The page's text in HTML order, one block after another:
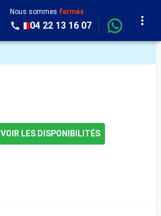
Nous sommes fermés
04 22 13 16 07
VOIR LES DISPONIBILITÉS